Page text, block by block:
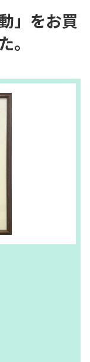
」をお買
。